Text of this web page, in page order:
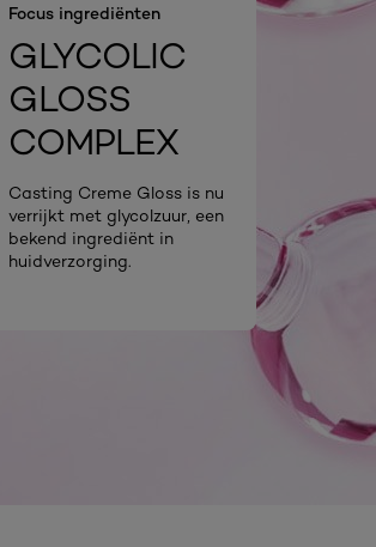
Focus ingrediënten
GLYCOLIC
GLOSS
COMPLEX
Casting Creme Gloss is nu
verrijkt met glycolzuur, een
bekend ingrediënt in
huidverzorging.